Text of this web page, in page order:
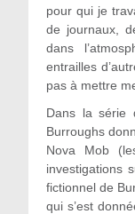
pour qui je
de journaux,
dans
entrailles
pas à mettre
Dans la série
Burroughs
Nova Mob
investigations
fictionnel de
qui s’est